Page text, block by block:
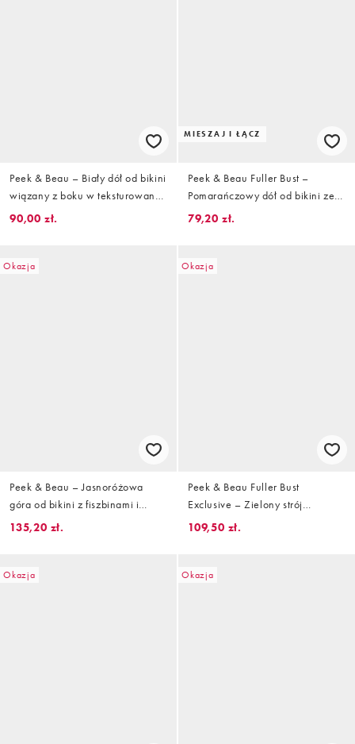
Peek & Beau – Biały dół od bikini
wiązany z boku w teksturowane
kropki
90,00 zł.
MIESZAJ I ŁĄCZ
Peek & Beau Fuller Bust –
Pomarańczowy dół od bikini ze
wzorem w kratkę vichy i
79,20 zł.
Okazja
Peek & Beau – Jasnoróżowa
góra od bikini z fiszbinami i
podwójnym falowanym brzegiem
135,20 zł.
Okazja
Peek & Beau Fuller Bust
Exclusive – Zielony strój
kąpielowy w paski zebry z
109,50 zł.
Okazja Okazja